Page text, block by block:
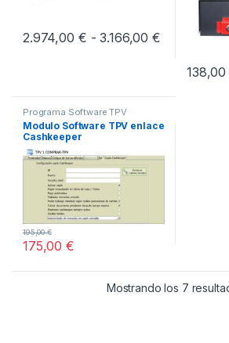
2.974,00 € - 3.166,00 €Rango de
Este producto tiene múltiples
Programa Software TPV
Modulo Software TPV enlace
Cashkeeper
175,00€
195,00€
Mostrando los 7